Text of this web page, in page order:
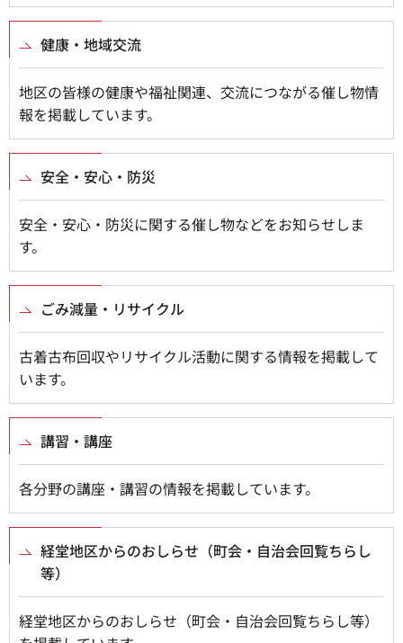
健康・地域交流
地区の皆様の健康や福祉関連、交流につながる催し物情
報を掲載しています。
安全・安心・防災
安全・安心・防災に関する催し物などをお知らせしま
す。
ごみ減量・リサイクル
古着古布回収やリサイクル活動に関する情報を掲載して
います。
講習・講座
各分野の講座・講習の情報を掲載しています。
経堂地区からのおしらせ（町会・自治会回覧ちらし
等）
経堂地区からのおしらせ（町会・自治会回覧ちらし等）